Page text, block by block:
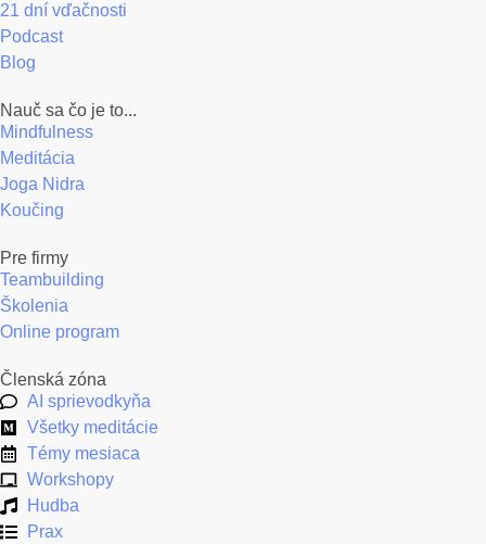
21 dní vďačnosti
Podcast
Blog
Nauč sa čo je to...
Mindfulness
Meditácia
Joga Nidra
Koučing
Pre firmy
Teambuilding
Školenia
Online program
Členská zóna
AI sprievodkyňa
Všetky meditácie
Témy mesiaca
Workshopy
Hudba
Prax